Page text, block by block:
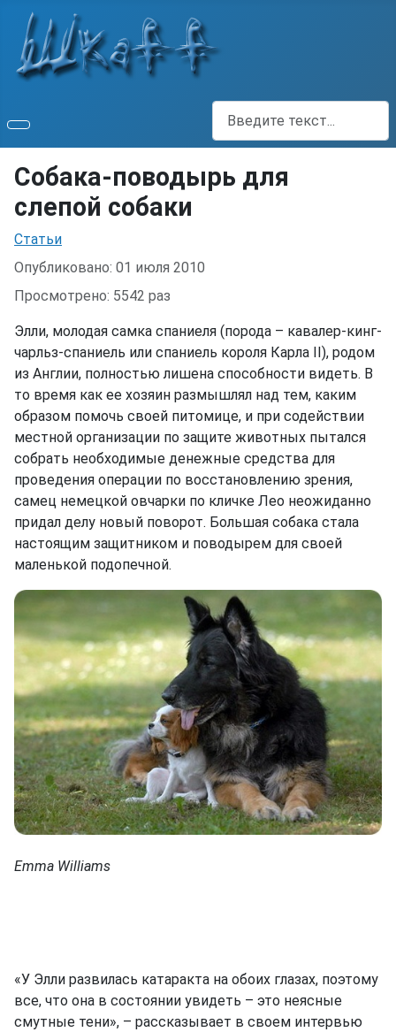
Поиск
Собака-поводырь для
слепой собаки
Информация о материале
Статьи
Опубликовано: 01 июля 2010
Просмотрено: 5542 раз
Элли, молодая самка спаниеля (порода – кавалер-кинг-
чарльз-спаниель или спаниель короля Карла II), родом
из Англии, полностью лишена способности видеть. В
то время как ее хозяин размышлял над тем, каким
образом помочь своей питомице, и при содействии
местной организации по защите животных пытался
собрать необходимые денежные средства для
проведения операции по восстановлению зрения,
самец немецкой овчарки по кличке Лео неожиданно
придал делу новый поворот. Большая собака стала
настоящим защитником и поводырем для своей
маленькой подопечной.
Emma Williams
«У Элли развилась катаракта на обоих глазах, поэтому
все, что она в состоянии увидеть – это неясные
смутные тени», – рассказывает в своем интервью